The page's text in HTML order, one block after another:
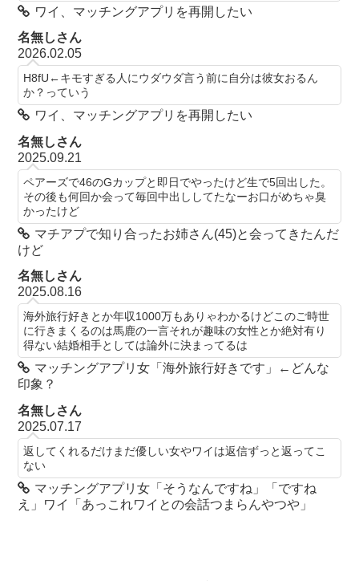
ワイ、マッチングアプリを再開したい
名無しさん
2026.02.05
H8fU←キモすぎる人にウダウダ言う前に自分は彼女おるん
か？っていう
ワイ、マッチングアプリを再開したい
名無しさん
2025.09.21
ペアーズで46のGカップと即日でやったけど生で5回出した。
その後も何回か会って毎回中出ししてたなーお口がめちゃ臭
かったけど
マチアプで知り合ったお姉さん(45)と会ってきたんだ
けど
名無しさん
2025.08.16
海外旅行好きとか年収1000万もありゃわかるけどこのご時世
に行きまくるのは馬鹿の一言それが趣味の女性とか絶対有り
得ない結婚相手としては論外に決まってるは
マッチングアプリ女「海外旅行好きです」←どんな
印象？
名無しさん
2025.07.17
返してくれるだけまだ優しい女やワイは返信ずっと返ってこ
ない
マッチングアプリ女「そうなんですね」「ですね
え」ワイ「あっこれワイとの会話つまらんやつや」